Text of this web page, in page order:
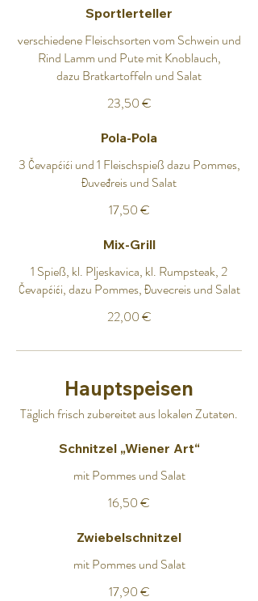
Sportlerteller
verschiedene Fleischsorten vom Schwein und
Rind Lamm und Pute mit Knoblauch,
dazu Bratkartoffeln und Salat
23,50 €
Pola-Pola
3 Čevapćići und 1 Fleischspieß dazu Pommes,
Đuveđreis und Salat
17,50 €
Mix-Grill
1 Spieß, kl. Pljeskavica, kl. Rumpsteak, 2
Čevapćići, dazu Pommes, Đuvecreis und Salat
22,00 €
Hauptspeisen
Täglich frisch zubereitet aus lokalen Zutaten.
Schnitzel „Wiener Art“
mit Pommes und Salat
16,50 €
Zwiebelschnitzel
mit Pommes und Salat
17,90 €